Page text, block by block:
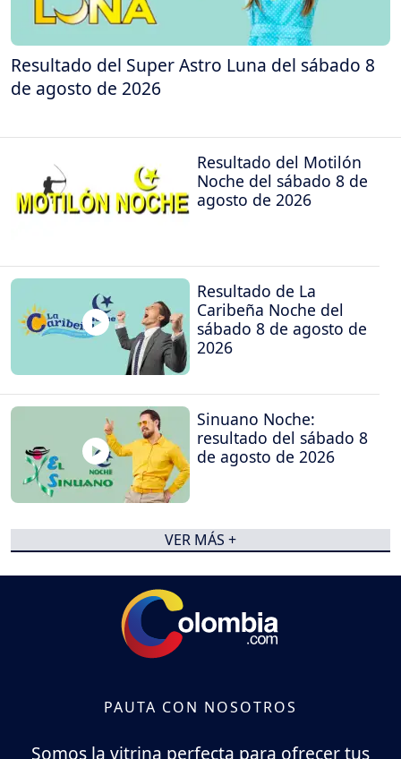
Resultado del Super Astro Luna del sábado 8
de agosto de 2026
Resultado del Motilón
Noche del sábado 8 de
agosto de 2026
Resultado de La
Caribeña Noche del
sábado 8 de agosto de
2026
Sinuano Noche:
resultado del sábado 8
de agosto de 2026
VER MÁS +
PAUTA CON NOSOTROS
Somos la vitrina perfecta para ofrecer tus